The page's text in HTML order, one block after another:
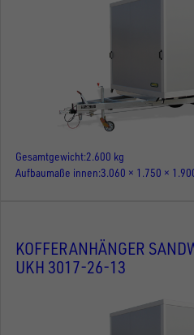
Gesamtgewicht 2.600 kg
Aufbaumaße innen 3.060 × 1.750 ×
KOFFERANHÄNGER
UKH 3017-26-13